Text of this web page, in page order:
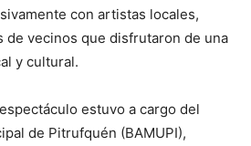
con artistas locales,
de vecinos que disfrutaron de una
y cultural.
estuvo a cargo del
de Pitrufquén (BAMUPI),